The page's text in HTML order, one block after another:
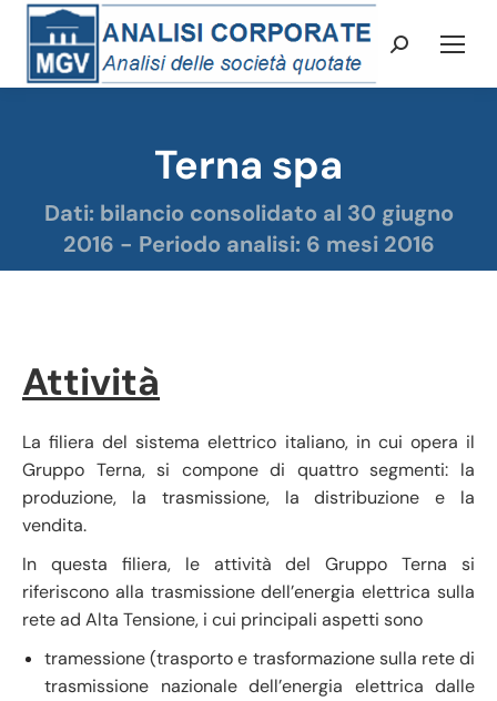
Cerca:
Terna spa
Dati: bilancio consolidato al 30 giugno
2016 - Periodo analisi: 6 mesi 2016
Tu sei qui:
Attività
La filiera del sistema elettrico italiano, in cui opera il
Gruppo Terna, si compone di quattro segmenti: la
produzione, la trasmissione, la distribuzione e la
vendita.
In questa filiera, le attività del Gruppo Terna si
riferiscono alla trasmissione dell’energia elettrica sulla
rete ad Alta Tensione, i cui principali aspetti sono
tramessione (trasporto e trasformazione sulla rete di
trasmissione nazionale dell’energia elettrica dalle